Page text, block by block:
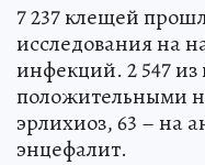
7 237 клещей
исследования на
инфекций. 2 547 из
положительными
эрлихиоз, 63 – на
энцефалит.